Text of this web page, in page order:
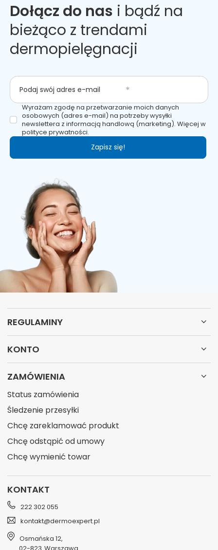
Dołącz do nas i bądź na
bieżąco z trendami
dermopielęgnacji
Podaj swój adres e-mail
Wyrażam zgodę na przetwarzanie moich danych
osobowych (adres e-mail) na potrzeby wysyłki
newslettera z informacją handlową (marketing). Więcej w
polityce prywatności.
Zapisz się!
REGULAMINY
KONTO
ZAMÓWIENIA
Status zamówienia
Śledzenie przesyłki
Chcę zareklamować produkt
Chcę odstąpić od umowy
Chcę wymienić towar
KONTAKT
222 302 055
kontakt@dermoexpert.pl
Osmańska 12,
02-823 Warszawa